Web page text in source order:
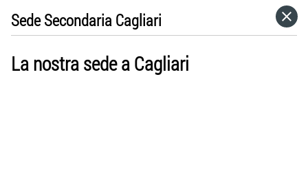
Sede Secondaria Cagliari
La nostra sede a Cagliari
HOME
CATEGORIE